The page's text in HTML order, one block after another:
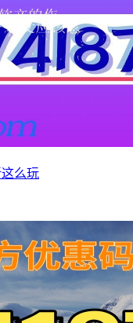
么玩